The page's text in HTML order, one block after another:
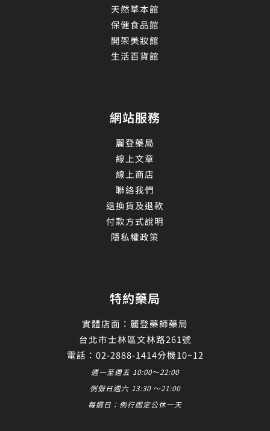
天然草本館
保健食品館
開架美妝館
生活百貨館
網站服務
麗登藥局
線上文章
線上商店
聯絡我們
退換貨及退款
付款方式說明
隱私權政策
特約藥局
實體店面：麗登藥師藥局
台北市士林區文林路261號
電話：02-2888-1414分機10~12
週一至週五 10:00～22:00
例假日週六 13:30 ～21:00
每週日：例行固定公休一天